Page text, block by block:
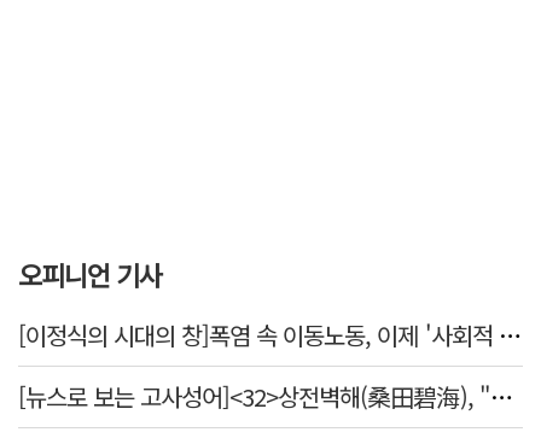
오피니언 기사
[이정식의 시대의 창]폭염 속 이동노동, 이제 '사회적 위험 관리'로 전환할 때
[뉴스로 보는 고사성어]<32>상전벽해(桑田碧海), "뽕나무밭이 푸른 바다가 되었다."